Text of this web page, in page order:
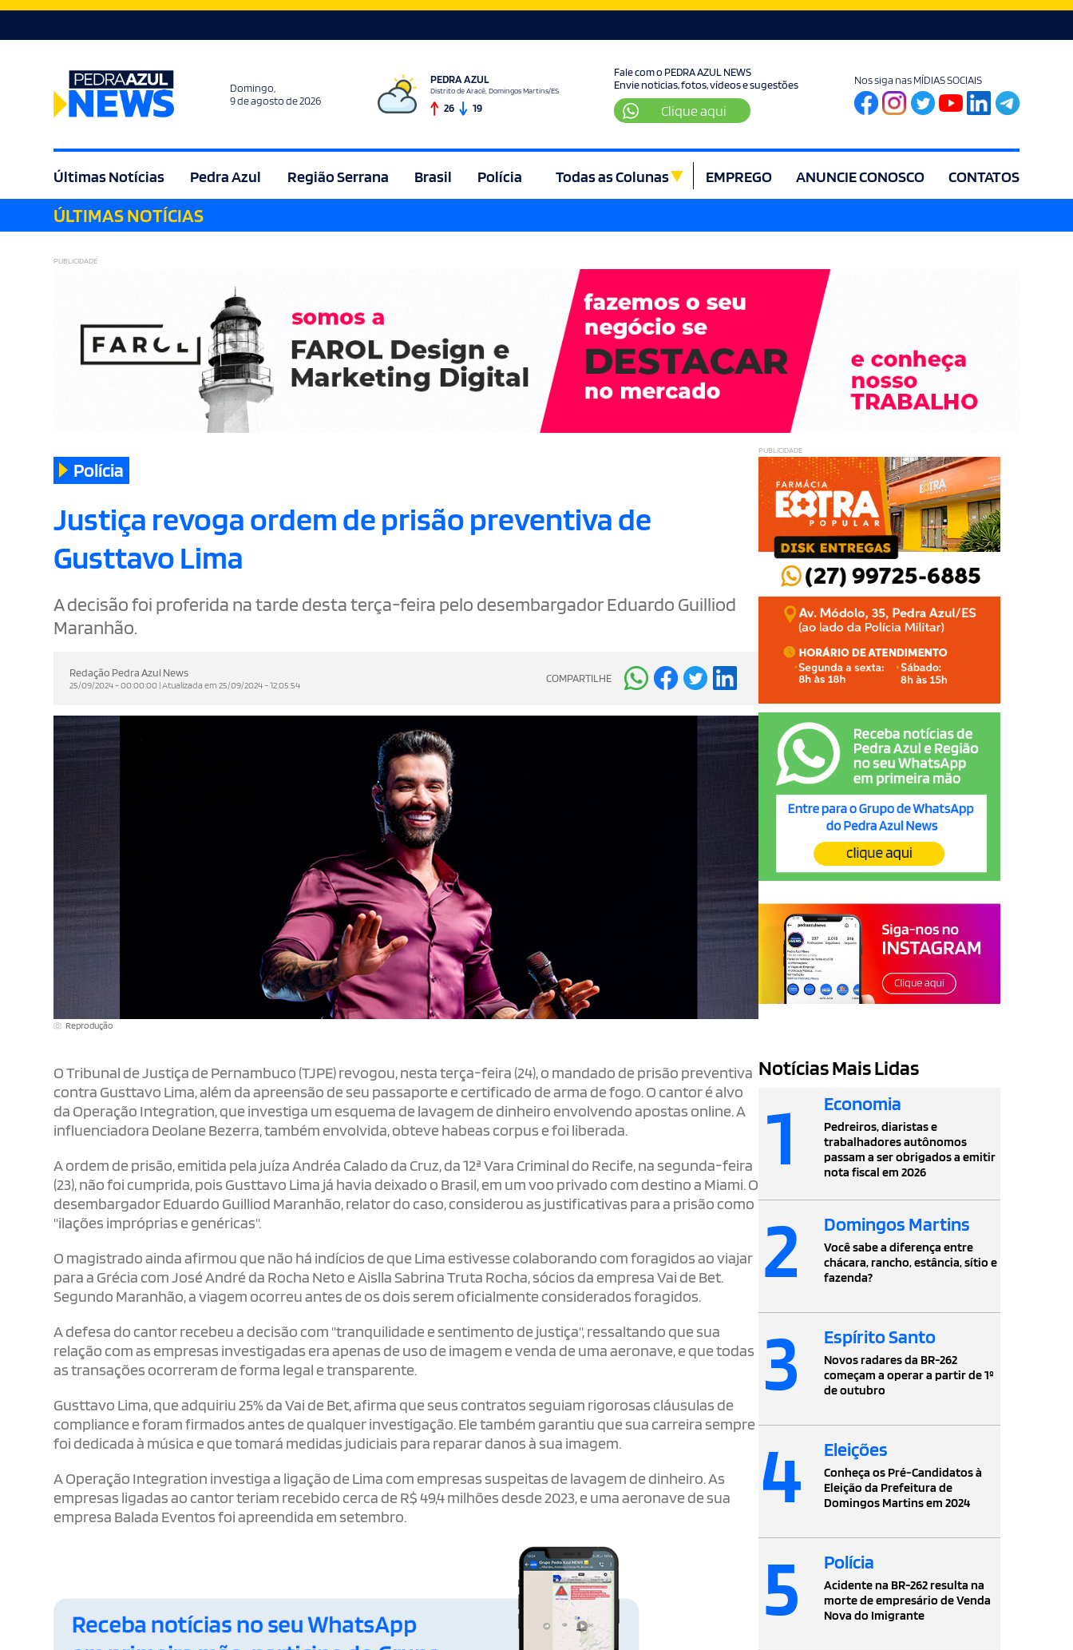
Domingo,
9 de agosto de 2026
PEDRA AZUL
Distrito de Aracê, Domingos Martins/ES
26 19
Fale com o PEDRA AZUL NEWS
Envie noticias, fotos, vídeos e sugestões
Clique aqui
Nos siga nas MÍDIAS SOCIAIS
Últimas Notícias Pedra Azul Região Serrana Brasil Polícia Todas as Colunas
Agricultura
EMPREGO ANUNCIE CONOSCO CONTATOS
ÚLTIMAS NOTÍCIAS
PUBLICIDADE
Polícia
Justiça revoga ordem de prisão preventiva de
Gusttavo Lima
A decisão foi proferida na tarde desta terça-feira pelo desembargador Eduardo Guilliod
Maranhão.
Redação Pedra Azul News
25/09/2024 - 00:00:00 | Atualizada em 25/09/2024 - 12:05:54 COMPARTILHE
Reprodução
O Tribunal de Justiça de Pernambuco (TJPE) revogou, nesta terça-feira (24), o mandado de prisão preventiva
contra Gusttavo Lima, além da apreensão de seu passaporte e certificado de arma de fogo. O cantor é alvo
da Operação Integration, que investiga um esquema de lavagem de dinheiro envolvendo apostas online. A
influenciadora Deolane Bezerra, também envolvida, obteve habeas corpus e foi liberada.
A ordem de prisão, emitida pela juíza Andréa Calado da Cruz, da 12ª Vara Criminal do Recife, na segunda-feira
(23), não foi cumprida, pois Gusttavo Lima já havia deixado o Brasil, em um voo privado com destino a Miami. O
desembargador Eduardo Guilliod Maranhão, relator do caso, considerou as justificativas para a prisão como
"ilações impróprias e genéricas".
O magistrado ainda afirmou que não há indícios de que Lima estivesse colaborando com foragidos ao viajar
para a Grécia com José André da Rocha Neto e Aislla Sabrina Truta Rocha, sócios da empresa Vai de Bet.
Segundo Maranhão, a viagem ocorreu antes de os dois serem oficialmente considerados foragidos.
A defesa do cantor recebeu a decisão com "tranquilidade e sentimento de justiça", ressaltando que sua
relação com as empresas investigadas era apenas de uso de imagem e venda de uma aeronave, e que todas
as transações ocorreram de forma legal e transparente.
Gusttavo Lima, que adquiriu 25% da Vai de Bet, afirma que seus contratos seguiam rigorosas cláusulas de
compliance e foram firmados antes de qualquer investigação. Ele também garantiu que sua carreira sempre
foi dedicada à música e que tomará medidas judiciais para reparar danos à sua imagem.
A Operação Integration investiga a ligação de Lima com empresas suspeitas de lavagem de dinheiro. As
empresas ligadas ao cantor teriam recebido cerca de R$ 49,4 milhões desde 2023, e uma aeronave de sua
empresa Balada Eventos foi apreendida em setembro.
PUBLICIDADE
Notícias Mais Lidas
1 Economia
Pedreiros, diaristas e
trabalhadores autônomos
passam a ser obrigados a emitir
nota fiscal em 2026
2 Domingos Martins
Você sabe a diferença entre
chácara, rancho, estância, sítio e
fazenda?
3 Espírito Santo
Novos radares da BR-262
começam a operar a partir de 1º
de outubro
4 Eleições
Conheça os Pré-Candidatos à
Eleição da Prefeitura de
Domingos Martins em 2024
5 Polícia
Acidente na BR-262 resulta na
morte de empresário de Venda
Nova do Imigrante